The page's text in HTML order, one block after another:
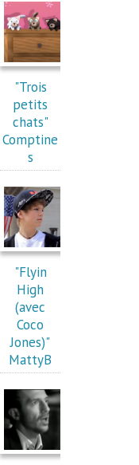
"Trois
petits
chats"
Comptine
s
"Flyin
High
(avec
Coco
Jones)"
MattyB